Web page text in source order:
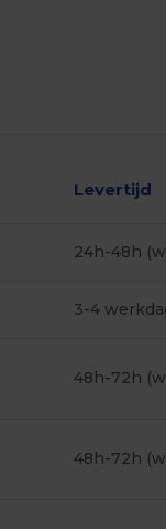
Levertijd
24h-48h
3-4
48h-72h
48h-72h